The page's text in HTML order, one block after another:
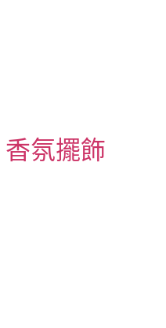
氛擺飾